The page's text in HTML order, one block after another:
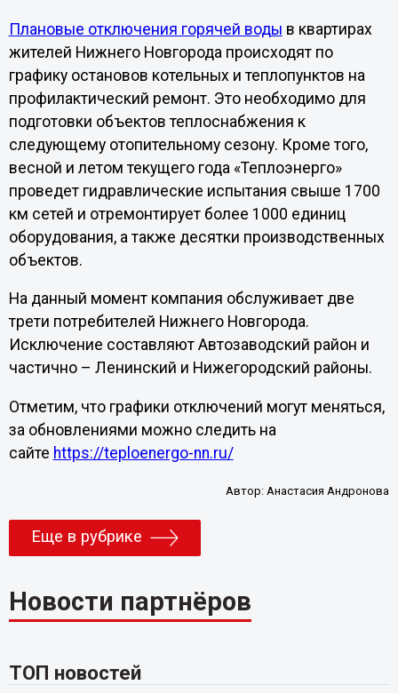
Плановые отключения горячей воды в квартирах
жителей Нижнего Новгорода происходят по
графику остановов котельных и теплопунктов на
профилактический ремонт. Это необходимо для
подготовки объектов теплоснабжения к
следующему отопительному сезону. Кроме того,
весной и летом текущего года «Теплоэнерго»
проведет гидравлические испытания свыше 1700
км сетей и отремонтирует более 1000 единиц
оборудования, а также десятки производственных
объектов.
На данный момент компания обслуживает две
трети потребителей Нижнего Новгорода.
Исключение составляют Автозаводский район и
частично – Ленинский и Нижегородский районы.
Отметим, что графики отключений могут меняться,
за обновлениями можно следить на
сайте https://teploenergo-nn.ru/
Автор:Анастасия Андронова
Еще в рубрике
Новости партнёров
ТОП новостей